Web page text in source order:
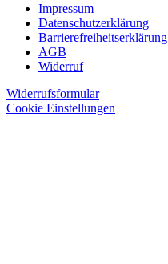
Impressum
Datenschutzerklärung
Barrierefreiheitserklärung
AGB
Widerruf
Widerrufsformular
Cookie Einstellungen